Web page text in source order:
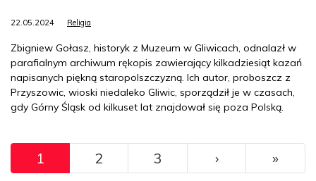
22.05.2024 Religia
Zbigniew Gołasz, historyk z Muzeum w Gliwicach, odnalazł w
parafialnym archiwum rękopis zawierający kilkadziesiąt kazań
napisanych piękną staropolszczyzną. Ich autor, proboszcz z
Przyszowic, wioski niedaleko Gliwic, sporządził je w czasach,
gdy Górny Śląsk od kilkuset lat znajdował się poza Polską.
Pagination
1 2 3 ››› »